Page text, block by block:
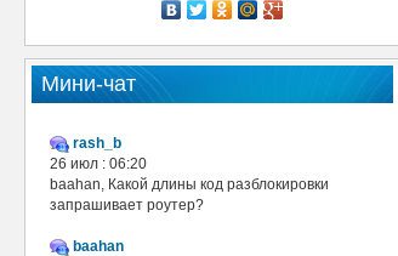
Мини-чат
rash_b
26 июл : 06:20
baahan, Какой длины код разблокировки
запрашивает роутер?
baahan